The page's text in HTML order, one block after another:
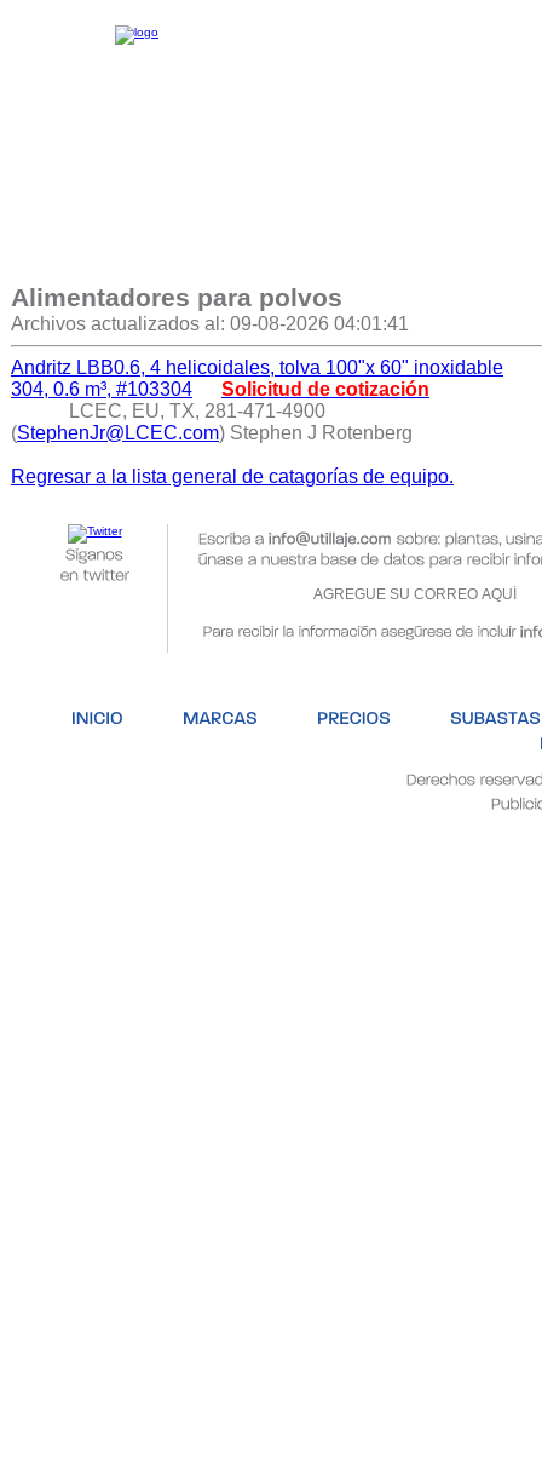
Alimentadores para polvos
Archivos actualizados al: 09-08-2026 04:01:41
Andritz LBB0.6, 4 helicoidales, tolva 100"x 60" inoxidable
304, 0.6 m³, #103304
Solicitud de cotización
LCEC, EU, TX, 281-471-4900
(StephenJr@LCEC.com) Stephen J Rotenberg
Regresar a la lista general de catagorías de equipo.